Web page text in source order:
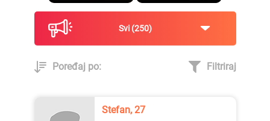
Svi 250
Poređaj po: Filtriraj
Stefan, 27